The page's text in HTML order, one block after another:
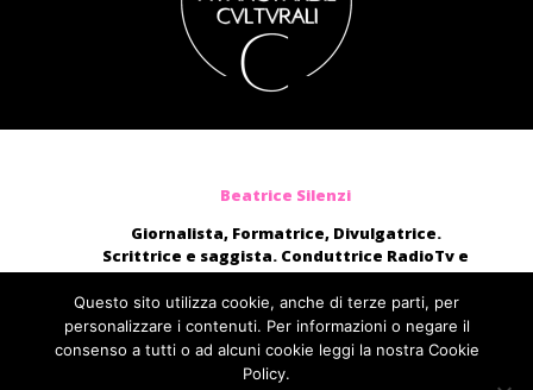
Beatrice Silenzi
Giornalista, Formatrice, Divulgatrice.
Scrittrice e saggista. Conduttrice RadioTv e
blogger.
Moderatrice, presentatrice di eventi, voce di
audiolibri e campagne pubblicitarie nazionali.
direttamente@beatricesilenzi.it
ufficiostampa@fcom.it
Questo sito utilizza cookie, anche di terze parti, per
personalizzare i contenuti. Per informazioni o negare il
consenso a tutti o ad alcuni cookie leggi la nostra Cookie
Policy.